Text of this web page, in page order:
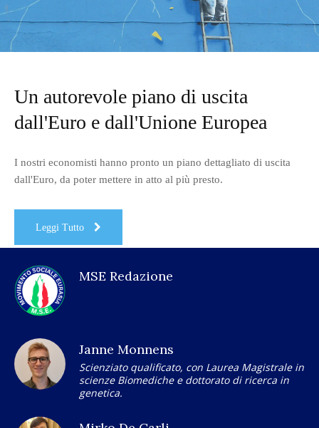
Un autorevole piano di uscita
dall'Euro e dall'Unione Europea
I nostri economisti hanno pronto un piano dettagliato di uscita
dall'Euro, da poter mettere in atto al più presto.
Leggi Tutto
MSE Redazione
Janne Monnens
Scienziato qualificato, con Laurea Magistrale in
scienze Biomediche e dottorato di ricerca in
genetica.